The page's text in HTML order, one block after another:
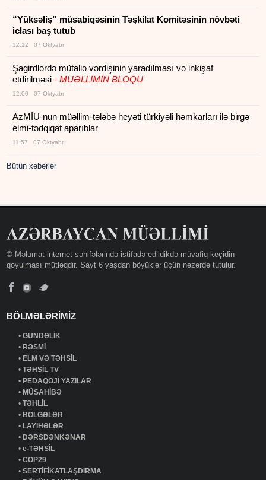
“Yüksəliş” müsabiqəsinin Təşkilat Komitəsinin növbəti
iclası baş tutub
12:12 07 Oktyabr
Şagirdlərdə mütaliə vərdişinin yaradılması və inkişaf
etdirilməsi- MÜƏLLİMİN BLOQU
12:00 07 Oktyabr
AzMİU-nun müəllim-tələbə heyəti türkiyəli həmkarları ilə birgə
elmi-tədqiqat aparıblar
11:57 07 Oktyabr
Bütün xəbərlər
© Məlumat internet səhifələrində istifadə edildikdə müvafiq keçidin
qoyulması mütləqdir. Sayt 6 yaşdan böyüklər üçün nəzərdə tutulur.
BÖLMƏLƏRİMİZ
•GÜNDƏLİK
• RƏSMİ
• ELM VƏ TƏHSİL
•TƏHSİL TV
• PEDAQOJİ YAZILAR
• MÜSAHİBƏ
•TƏHLİL
• BÖLGƏLƏR
• LAYİHƏLƏR
• DƏRSDƏNKƏNAR
•e-TƏHSİL
•COP29
•SERTİFİKATLAŞDIRMA